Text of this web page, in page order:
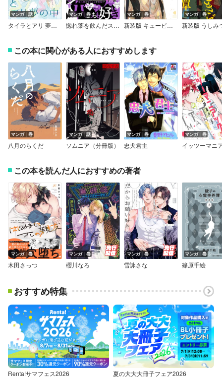
マンガ｜話
タイラとアリ 夢の中
マンガ｜巻
惚れ薬を飲んだスパダリがヤバすぎます！【単行本版／電子限定おまけ付き】
マンガ｜巻
新装版 キューピッドに落雷【電子限定描き下ろし特典付】
マンガ｜巻
この本に関心がある人におすすめします
マンガ｜巻
八月のらくだ
マンガ｜話
ソムニア（分冊版）
マンガ｜巻
忠犬君主
マンガ｜巻
この本を読んだ人におすすめの著者
マンガ｜巻
木田さっつ
マンガ｜巻
櫻川なろ
マンガ｜巻
雪詠さな
マンガ｜巻
篠原千絵
おすすめ特集
Renta!サマフェス2026 夏の大大大冊子フェア2026